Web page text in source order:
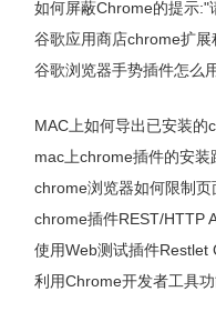
如何屏蔽Chrome的提示:"
谷歌应用商店chrome扩
谷歌浏览器手势插件怎么
MAC上如何导出已安装的
mac上chrome插件的安装
chrome浏览器如何限制页
chrome插件REST/HTTP
使用Web测试插件Restlet
利用Chrome开发者工具